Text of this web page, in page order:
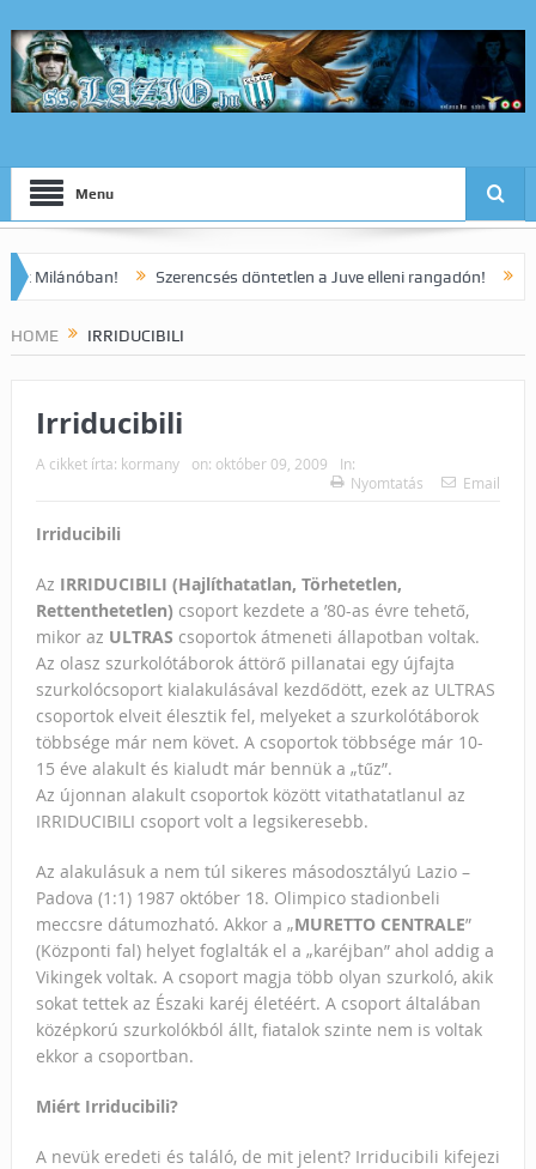
Menu
Szerencsés döntetlen a Juve elleni rangadón! Dia korai
HOME IRRIDUCIBILI
Irriducibili
A cikket írta: kormany on: október 09, 2009
In:
Nyomtatás
Email
Irriducibili
Az IRRIDUCIBILI (Hajlíthatatlan, Törhetetlen,
Rettenthetetlen) csoport kezdete a ’80-as évre tehető,
mikor az ULTRAS csoportok átmeneti állapotban voltak.
Az olasz szurkolótáborok áttörő pillanatai egy újfajta
szurkolócsoport kialakulásával kezdődött, ezek az ULTRAS
csoportok elveit élesztik fel, melyeket a szurkolótáborok
többsége már nem követ. A csoportok többsége már 10-
15 éve alakult és kialudt már bennük a „tűz”.
Az újonnan alakult csoportok között vitathatatlanul az
IRRIDUCIBILI csoport volt a legsikeresebb.
Az alakulásuk a nem túl sikeres másodosztályú Lazio –
Padova (1:1) 1987 október 18. Olimpico stadionbeli
meccsre dátumozható. Akkor a „MURETTO CENTRALE”
(Központi fal) helyet foglalták el a „karéjban” ahol addig a
Vikingek voltak. A csoport magja több olyan szurkoló, akik
sokat tettek az Északi karéj életéért. A csoport általában
középkorú szurkolókból állt, fiatalok szinte nem is voltak
ekkor a csoportban.
Miért Irriducibili?
A nevük eredeti és találó, de mit jelent? Irriducibili kifejezi